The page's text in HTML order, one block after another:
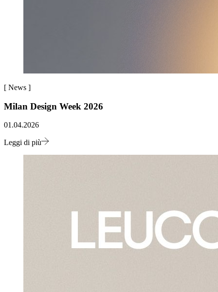
[ News ]
Milan Design Week 2026
01.04.2026
Leggi di più